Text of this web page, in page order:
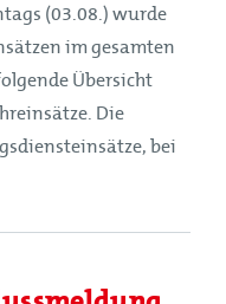
(03.08.) wurde
im gesamten
Übersicht
Die
bei